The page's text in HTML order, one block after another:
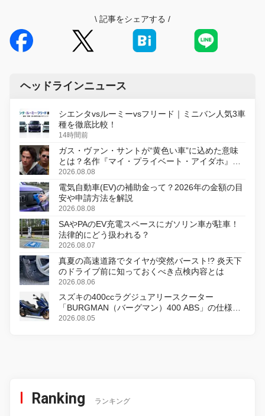
\ 記事をシェアする /
ヘッドラインニュース
シエンタvsルーミーvsフリード｜ミニバン人気3車
種を徹底比較！
14時間前
ガス・ヴァン・サントが“黄色い車”に込めた意味
とは？名作『マイ・プライベート・アイダホ』が
初のデジタルリマスター版で復活
2026.08.08
電気自動車(EV)の補助金って？2026年の金額の目
安や申請方法を解説
2026.08.08
SAやPAのEV充電スペースにガソリン車が駐車！
法律的にどう扱われる？
2026.08.07
真夏の高速道路でタイヤが突然バースト!? 炎天下
のドライブ前に知っておくべき点検内容とは
2026.08.06
スズキの400ccラグジュアリースクーター
「BURGMAN（バーグマン）400 ABS」の仕様を
変更し、8月18日に発売
2026.08.05
Ranking ランキング